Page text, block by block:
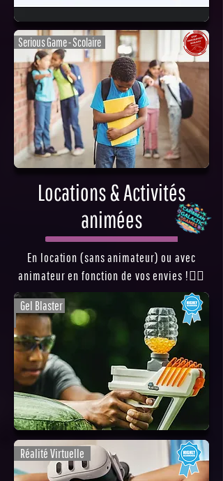
Serious Game - Scolaire
Locations & Activités
animées
En location (sans animateur) ou avec
animateur en fonction de vos envies !👍🏽
Gel Blaster
Réalité Virtuelle